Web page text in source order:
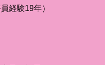
経験19年）